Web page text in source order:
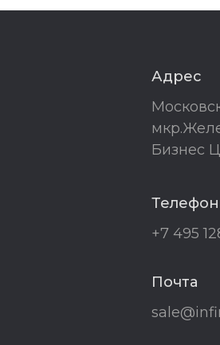
Адрес
Бизнес
Телефон
+7 495
Почта